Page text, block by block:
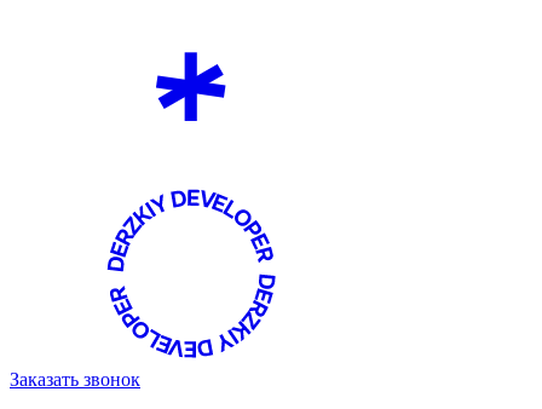
Заказать звонок